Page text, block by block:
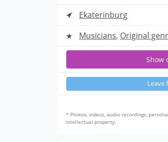
Ekaterinburg
Musicians, Original
Show
Leave
* Photos, videos, audio recordings,
intellectual property.